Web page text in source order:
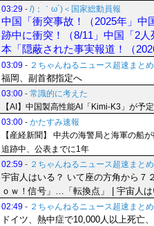
03:29 - /)；｀ω´)＜国家総動員報
中国「衝突事故！（2025年」中
跡中に衝突！（8/11」中国「2
本「隠蔽された事実報道！（
03:09 - ２ちゃんねるニュース超速まとめ
福岡、副首都指定へ
03:00 - 常識的に考えた
【AI】中国製高性能AI「Kimi-K3」が予
03:00 - かたすみ速報
【産経新聞】 中共の海警局と海軍の
追跡中、公表までに1年
02:59 - ２ちゃんねるニュース超速まとめ
宇宙人はいる？ いて座の方角から７
ｏｗ！信号」…「転換点」 | 宇宙人は
02:49 - ２ちゃんねるニュース超速まとめ
ドイツ、熱中症で10,000人以上死亡